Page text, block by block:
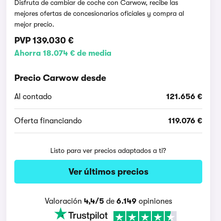
Disfruta de cambiar de coche con Carwow, recibe las
mejores ofertas de concesionarios oficiales y compra al
mejor precio.
PVP139.030 €
Ahorra 18.074 € de media
Precio Carwow desde
Al contado 121.656 €
Oferta financiando 119.076 €
Listo para ver precios adaptados a ti?
Ver últimos precios
Valoración 4,4/5de 6.149 opiniones